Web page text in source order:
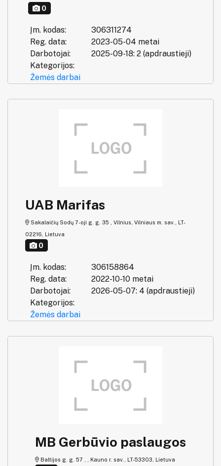
0
Įm. kodas:
306311274
Reg. data:
2023-05-04 metai
Darbotojai:
2025-09-18: 2 (apdraustieji)
Kategorijos:
Žemės darbai
UAB Marifas
Sakalaičių Sodų 7-oji g. g. 35 , Vilnius, Vilniaus m. sav., LT-
02216, Lietuva
0
Įm. kodas:
306158864
Reg. data:
2022-10-10 metai
Darbotojai:
2026-05-07: 4 (apdraustieji)
Kategorijos:
Žemės darbai
MB Gerbūvio paslaugos
Baltijos g. g. 57 , , Kauno r. sav., LT-53303, Lietuva